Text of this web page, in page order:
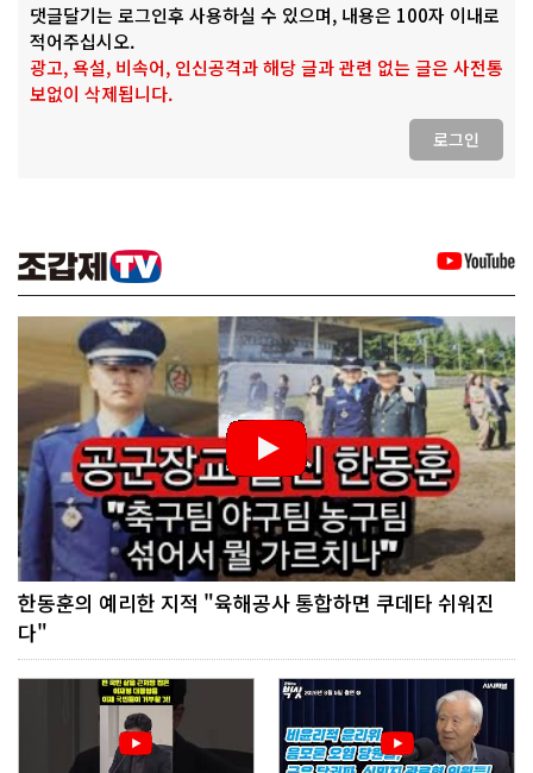
댓글달기는 로그인후 사용하실 수 있으며, 내용은 100자 이내로
적어주십시오.
광고, 욕설, 비속어, 인신공격과 해당 글과 관련 없는 글은 사전통
보없이 삭제됩니다.
로그인
한동훈의 예리한 지적 "육해공사 통합하면 쿠데타 쉬워진
다"